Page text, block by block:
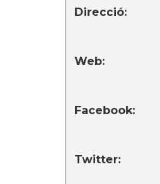
Direcció:
Web:
Facebook:
Twitter: